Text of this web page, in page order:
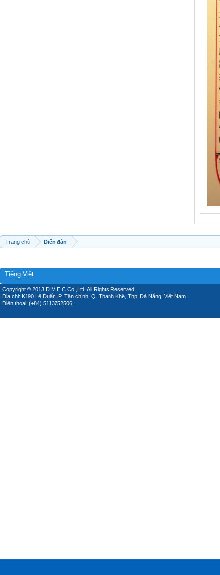
Trang chủ Diễn đàn
Tiếng Việt
Copyright © 2013 D.M.E.C Co.,Ltd, All Rights Reserved.
Địa chỉ: K190 Lê Duẩn, P. Tân chính, Q. Thanh Khê, Thp. Đà Nẵng, Việt Nam.
Điện thoại: (+84) 5113752506